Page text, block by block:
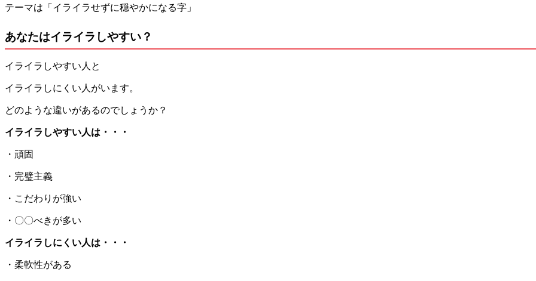
テーマは「イライラせずに穏やかになる字」
あなたはイライラしやすい？
イライラしやすい人と
イライラしにくい人がいます。
どのような違いがあるのでしょうか？
イライラしやすい人は・・・
・頑固
・完璧主義
・こだわりが強い
・〇〇べきが多い
イライラしにくい人は・・・
・柔軟性がある